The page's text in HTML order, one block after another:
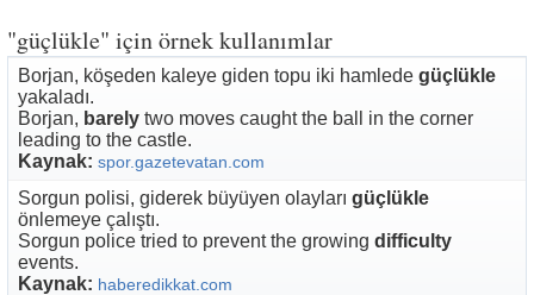
"güçlükle" için örnek kullanımlar
Borjan, köşeden kaleye giden topu iki hamlede güçlükle
yakaladı.
Borjan, barely two moves caught the ball in the corner
leading to the castle.
Kaynak: spor.gazetevatan.com
Sorgun polisi, giderek büyüyen olayları güçlükle
önlemeye çalıştı.
Sorgun police tried to prevent the growing difficulty
events.
Kaynak: haberedikkat.com